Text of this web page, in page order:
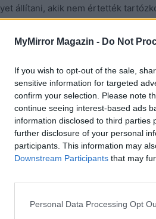
MyMirror Magazin - Do Not
If you wish to opt-out of the sale,
sensitive information for targeted
confirm your selection. Please note
continue seeing interest-based ads
information disclosed to third parties
further disclosure of your personal
participants. This information may
Downstream Participants that may
Personal Data Processing Opt
állítani, akik nem értették
és azonnal tudta, hogy meg kell
ezért magabiztosan felhívta,
a terepet. Látta, hogy a
a szája, hogy beleborzongott
minden zsákmányát
nem engedi magához közel.
előtt, de ennyi volt a
járt, de mindig ügyelt arra, hogy
felizgatta. Próbált a férfihoz érni